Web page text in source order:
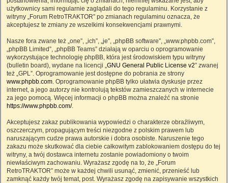
użytkownicy sami regularnie zaglądali do tego regulaminu. Korzystanie z
witryny „Forum RetroTRAKTOR” po zmianach regulaminu oznacza, że
akceptujesz te zmiany ze wszelkimi konsekwencjami prawnymi.
Nasze fora zwane też „one”, „ich”, „je”, „phpBB software”, „www.phpbb.com”,
„phpBB Limited”, „phpBB Teams” działają w oparciu o oprogramowanie
wykorzystujące technologię phpBB, która jest środowiskiem typu witryny
(bulletin board), wydane na licencji „GNU General Public License v2” zwanej
też „GPL”. Oprogramowanie jest dostępne do pobrania ze strony
www.phpbb.com. Oprogramowanie phpBB tylko ułatwia dyskusje przez
internet, a jego autorzy nie kontrolują tekstów zamieszczanych w internecie
za jego pomocą. Więcej informacji o phpBB można znaleźć na stronie
https://www.phpbb.com/.
Akceptujesz zakaz publikowania wypowiedzi o charakterze obraźliwym,
oszczerczym, propagującym treści niezgodne z polskim prawem lub
naruszającym cudze prawa autorskie i dobra osobiste. Naruszenie tego
zakazu może skutkować dla ciebie całkowitym zablokowaniem dostępu do tej
witryny, a twój dostawca internetu zostanie powiadomiony o twoim
niewłaściwym zachowaniu. Wyrażasz zgodę na to, że „Forum
RetroTRAKTOR” może w każdej chwili usunąć, zmienić, przenieść lub
zamknąć każdy twój temat, post. Wyrażasz zgodę na zapisywanie wszystkich